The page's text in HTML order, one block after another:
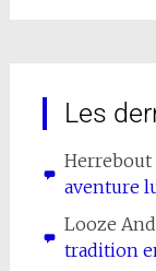
Les
Herrebout
aventure
Looze
tradition